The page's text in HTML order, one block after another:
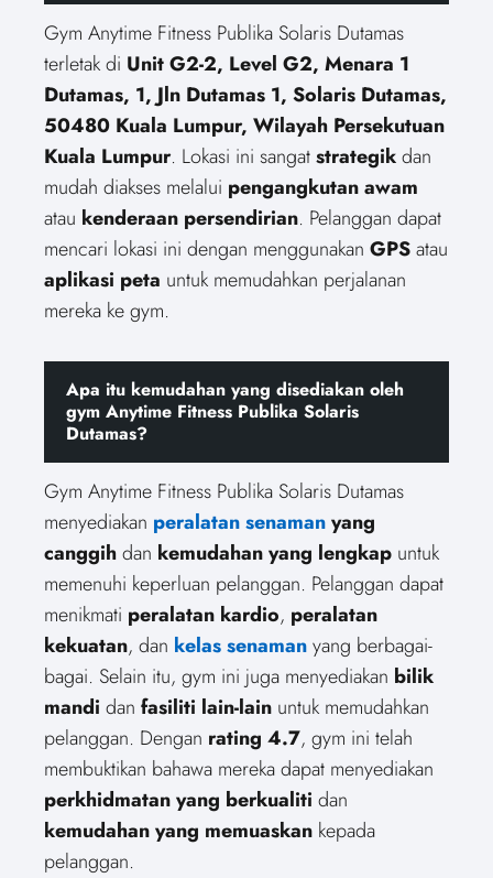
Gym Anytime Fitness Publika Solaris Dutamas
terletak di Unit G2-2, Level G2, Menara 1
Dutamas, 1, Jln Dutamas 1, Solaris Dutamas,
50480 Kuala Lumpur, Wilayah Persekutuan
Kuala Lumpur. Lokasi ini sangatstrategikdan
mudah diakses melalui pengangkutan awam
atau kenderaan persendirian. Pelanggan dapat
mencari lokasi ini dengan menggunakan GPSatau
aplikasi peta untuk memudahkan perjalanan
mereka ke gym.
Apa itu kemudahan yang disediakan oleh
gym Anytime Fitness Publika Solaris
Dutamas?
Gym Anytime Fitness Publika Solaris Dutamas
menyediakan peralatan senamanyang
canggihdan kemudahan yang lengkap untuk
memenuhi keperluan pelanggan. Pelanggan dapat
menikmati peralatan kardio, peralatan
kekuatan, dan kelas senamanyang berbagai-
bagai. Selain itu, gym ini juga menyediakan bilik
mandi dan fasiliti lain-lain untuk memudahkan
pelanggan. Dengan rating 4.7, gym ini telah
membuktikan bahawa mereka dapat menyediakan
perkhidmatan yang berkualiti dan
kemudahan yang memuaskan kepada
pelanggan.